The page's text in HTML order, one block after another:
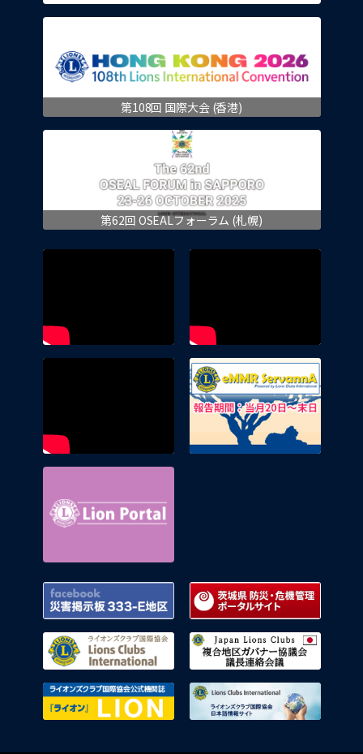
第108回 国際大会 (香港)
第62回 OSEALフォーラム (札幌)
Facebook 災害掲示板 333-E地区
ライオンズクラブ国際協会
ライオンズクラブ国際協会公式機関